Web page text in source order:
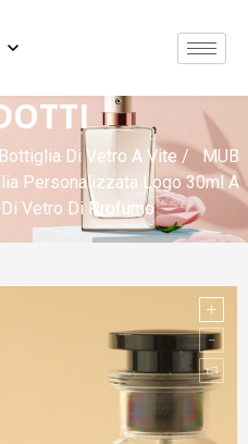
Bottiglia Di Vetro A Vite / MUB
Personalizzata Logo 30ml A
Vetro Di Profumo